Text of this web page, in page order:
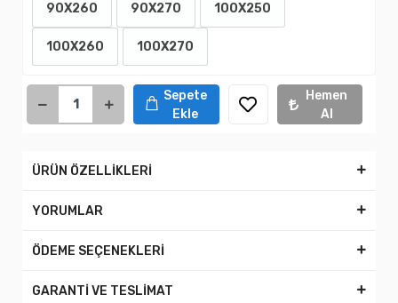
90X260 90X270 100X250
100X260 100X270
Sepete
Ekle
Hemen
Al
ÜRÜN ÖZELLİKLERİ
YORUMLAR
ÖDEME SEÇENEKLERİ
GARANTİ VE TESLİMAT